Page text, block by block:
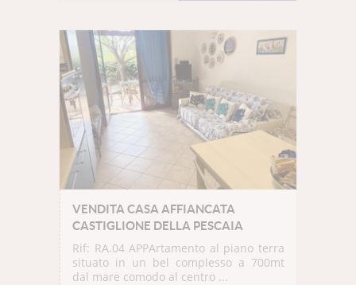
VENDITA CASA AFFIANCATA
CASTIGLIONE DELLA PESCAIA
Rif: RA.04APPArtamento al piano terra
situato in un bel complesso a 700mt
dal mare comodo al centro ...